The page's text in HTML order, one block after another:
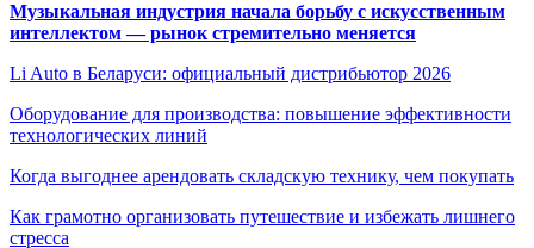
Музыкальная индустрия начала борьбу с искусственным
интеллектом — рынок стремительно меняется
Li Auto в Беларуси: официальный дистрибьютор 2026
Оборудование для производства: повышение эффективности
технологических линий
Когда выгоднее арендовать складскую технику, чем покупать
Как грамотно организовать путешествие и избежать лишнего
стресса